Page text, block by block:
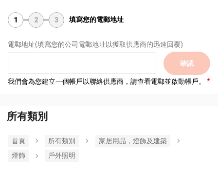
1 2 3 填寫您的電郵地址
電郵地址(填寫您的公司電郵地址以獲取供應商的迅速回覆)
確認
我們會為您建立一個帳戶以聯絡供應商，請查看電郵並啟動帳戶。
所有類別
首頁 所有類別
家居用品，燈飾及建築
燈飾
戶外照明